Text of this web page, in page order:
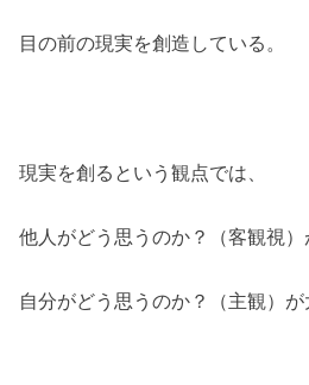
目の前の現実を創造している。
現実を創るという観点では、
他人がどう思うのか？（客観視）
自分がどう思うのか？（主観）が